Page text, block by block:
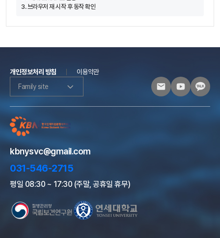
3. 브라우저 재 시작 후 동작 확인
개인정보처리 방침
이용약관
Family site
kbnysvc@gmail.com
031-546-2715
평일 08:30 ~ 17:30 (주말, 공휴일 휴무)